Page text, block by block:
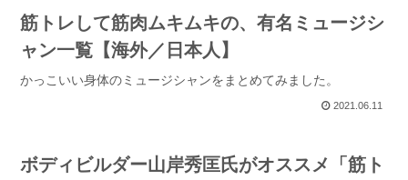
筋トレして筋肉ムキムキの、有名ミュージシ
ャン一覧【海外／日本人】
かっこいい身体のミュージシャンをまとめてみました。
2021.06.11
ボディビルダー山岸秀匡氏がオススメ「筋ト